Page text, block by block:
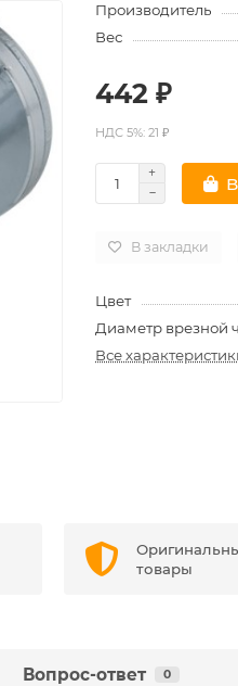
Производитель
Вес
442 ₽
НДС 5%: 21 ₽
В закладки
Цвет
Диаметр врезной
Все
товары
Вопрос-ответ 0